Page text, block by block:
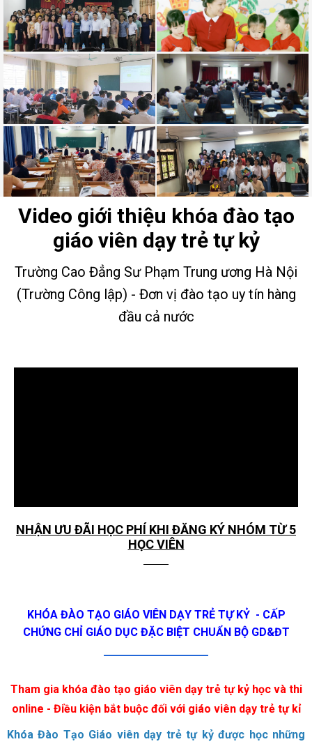
Video giới thiệu khóa đào tạo
giáo viên dạy trẻ tự kỷ
Trường Cao Đẳng Sư Phạm Trung ương Hà Nội
(Trường Công lập) - Đơn vị đào tạo uy tín hàng
đầu cả nước
NHẬN ƯU ĐÃI HỌC PHÍ KHI ĐĂNG KÝ NHÓM TỪ 5
HỌC VIÊN
KHÓA ĐÀO TẠO GIÁO VIÊN DẠY TRẺ TỰ KỶ - CẤP
CHỨNG CHỈ GIÁO DỤC ĐẶC BIỆT CHUẨN BỘ GD&ĐT
Tham gia khóa đào tạo giáo viên dạy trẻ tự kỷ học và thi
online - Điều kiện bắt buộc đối với giáo viên dạy trẻ tự kỉ
Khóa Đào Tạo Giáo viên dạy trẻ tự kỷ được học những